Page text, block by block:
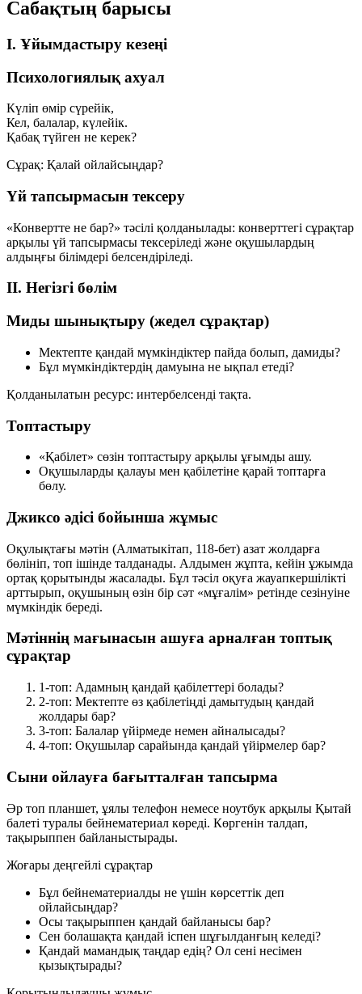
Сабақтың барысы
I. Ұйымдастыру кезеңі
Психологиялық ахуал
Күліп өмір сүрейік,
Кел, балалар, күлейік.
Қабақ түйген не керек?
Сұрақ: Қалай ойлайсыңдар?
Үй тапсырмасын тексеру
«Конвертте не бар?» тәсілі қолданылады: конверттегі сұрақтар
арқылы үй тапсырмасы тексеріледі және оқушылардың
алдыңғы білімдері белсендіріледі.
II. Негізгі бөлім
Миды шынықтыру (жедел сұрақтар)
Мектепте қандай мүмкіндіктер пайда болып, дамиды?
Бұл мүмкіндіктердің дамуына не ықпал етеді?
Қолданылатын ресурс: интербелсенді тақта.
Топтастыру
«Қабілет» сөзін топтастыру арқылы ұғымды ашу.
Оқушыларды қалауы мен қабілетіне қарай топтарға
бөлу.
Джиксо әдісі бойынша жұмыс
Оқулықтағы мәтін (Алматыкітап, 118-бет) азат жолдарға
бөлініп, топ ішінде талданады. Алдымен жұпта, кейін ұжымда
ортақ қорытынды жасалады. Бұл тәсіл оқуға жауапкершілікті
арттырып, оқушының өзін бір сәт «мұғалім» ретінде сезінуіне
мүмкіндік береді.
Мәтіннің мағынасын ашуға арналған топтық
сұрақтар
1-топ: Адамның қандай қабілеттері болады?
2-топ: Мектепте өз қабілетіңді дамытудың қандай
жолдары бар?
3-топ: Балалар үйірмеде немен айналысады?
4-топ: Оқушылар сарайында қандай үйірмелер бар?
Сыни ойлауға бағытталған тапсырма
Әр топ планшет, ұялы телефон немесе ноутбук арқылы Қытай
балеті туралы бейнематериал көреді. Көргенін талдап,
тақырыппен байланыстырады.
Жоғары деңгейлі сұрақтар
Бұл бейнематериалды не үшін көрсеттік деп
ойлайсыңдар?
Осы тақырыппен қандай байланысы бар?
Сен болашақта қандай іспен шұғылданғың келеді?
Қандай мамандық таңдар едің? Ол сені несімен
қызықтырады?